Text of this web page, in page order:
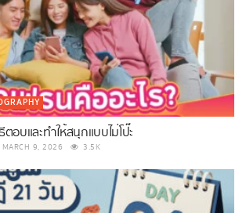
ตอบและทำให้สนุกแบบไม่โป๊ะ
MARCH 9, 2026 3.5K